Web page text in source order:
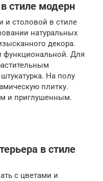
стиле модерн
и столовой в стиле
натуральных
декора.
функциональной. Для
На полу
плитку.
и приглушенным.
в стиле
с цветами и